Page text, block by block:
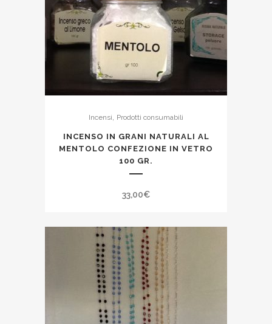
Incensi Prodotti consumabili
INCENSO IN GRANI NATURALI AL
MENTOLO CONFEZIONE IN VETRO
100 GR.
33,00€